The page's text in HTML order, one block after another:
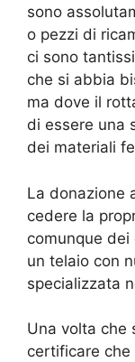
sono
o pezzi di
ci sono
che si abbia
ma dove il
di essere una
dei materiali
La donazione
cedere la
comunque
un telaio con
specializzata
Una volta che
certificare